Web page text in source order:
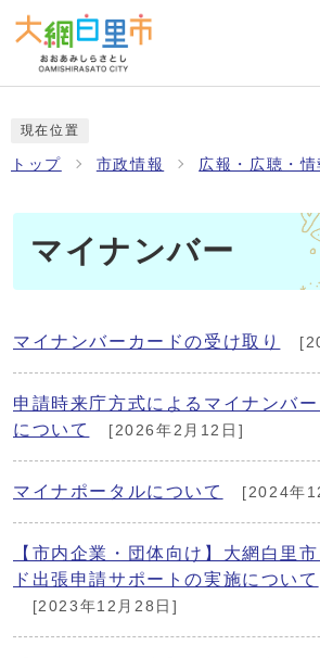
現在位置
トップ 市政情報 広報・広聴・情
マイナンバー
マイナンバーカードの受け取り
申請時来庁方式によるマイナンバ
について
[2026年2月12日]
マイナポータルについて [2024年
【市内企業・団体向け】大網白里
ド出張申請サポートの実施について
[2023年12月28日]